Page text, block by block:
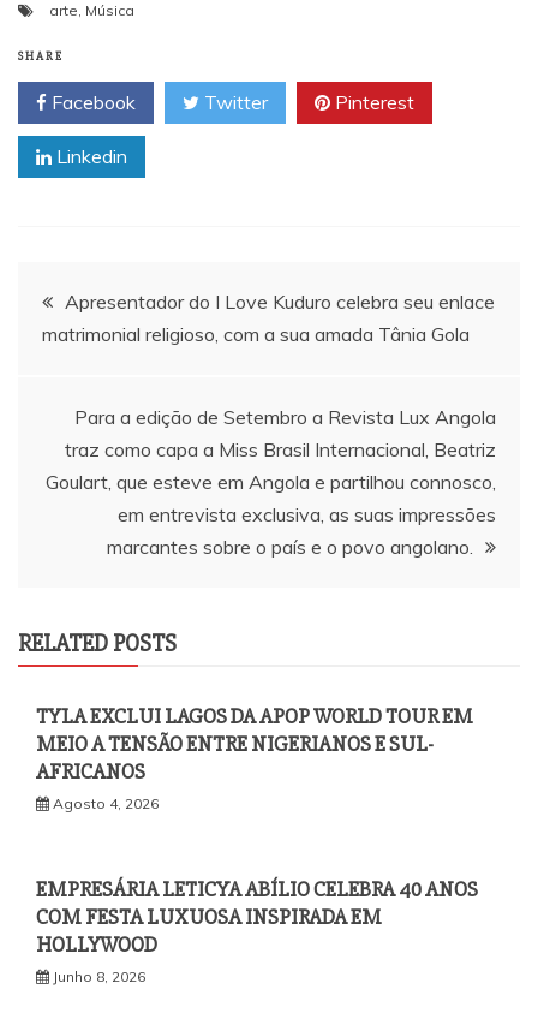
arte, Música
SHARE
Facebook Twitter Pinterest
Linkedin
Navegação
artigos
Apresentador do I Love Kuduro celebra seu enlace
matrimonial religioso, com a sua amada Tânia Gola
Para a edição de Setembro a Revista Lux Angola
traz como capa a Miss Brasil Internacional, Beatriz
Goulart, que esteve em Angola e partilhou connosco,
em entrevista exclusiva, as suas impressões
marcantes sobre o país e o povo angolano.
RELATED POSTS
TYLA EXCLUI LAGOS DA APOP WORLD TOUR EM
MEIO A TENSÃO ENTRE NIGERIANOS E SUL-
AFRICANOS
Agosto 4, 2026
EMPRESÁRIA LETICYA ABÍLIO CELEBRA 40 ANOS
COM FESTA LUXUOSA INSPIRADA EM
HOLLYWOOD
Junho 8, 2026